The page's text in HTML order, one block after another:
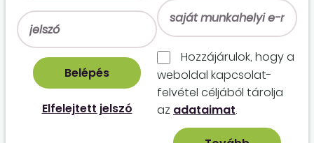
Elfelejtett jelszó
Hozzájárulok, hogy a
weboldal kapcso­lat­
felvétel céljából tárolja
az adataimat.